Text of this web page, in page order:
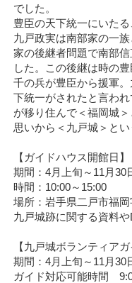
でした。
豊臣の天下統一にいたる
九戸政実は南部家の一
家の後継者問題で南部
した。この後継は時の
千の兵が豊臣から援軍
下統一がされたと言わ
が移り住んで＜福岡城
思いから＜九戸城＞と
【ガイドハウス開館日】
期間：4月上旬～11月30
時間：10:00～15:00
場所：岩手県二戸市福
九戸城跡に関する資料
【九戸城ボランティアガ
期間：4月上旬～11月30
ガイド対応可能時間